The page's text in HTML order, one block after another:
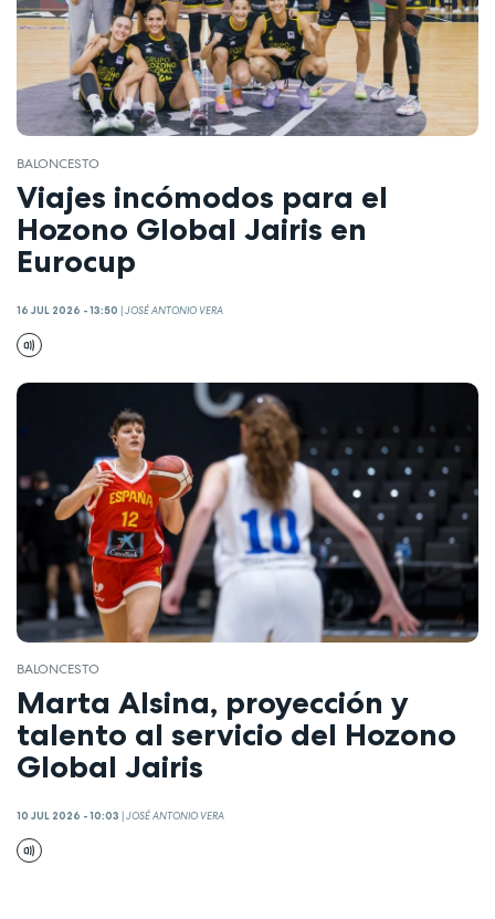
BALONCESTO
Viajes incómodos para el
Hozono Global Jairis en
Eurocup
16 JUL 2026 - 13:50 |JOSÉ ANTONIO VERA
BALONCESTO
Marta Alsina, proyección y
talento al servicio del Hozono
Global Jairis
10 JUL 2026 - 10:03 |JOSÉ ANTONIO VERA